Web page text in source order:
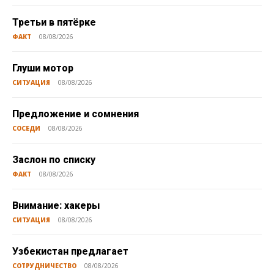
Третьи в пятёрке
ФАКТ 08/08/2026
Глуши мотор
СИТУАЦИЯ 08/08/2026
Предложение и сомнения
СОСЕДИ 08/08/2026
Заслон по списку
ФАКТ 08/08/2026
Внимание: хакеры
СИТУАЦИЯ 08/08/2026
Узбекистан предлагает
СОТРУДНИЧЕСТВО 08/08/2026